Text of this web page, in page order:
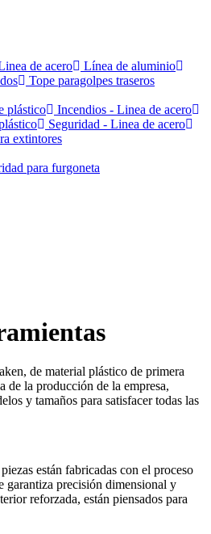
de acero
Línea de aluminio
Tope paragolpes traseros
plástico
Incendios - Linea de acero
Seguridad - Linea de acero
extintores
para furgoneta